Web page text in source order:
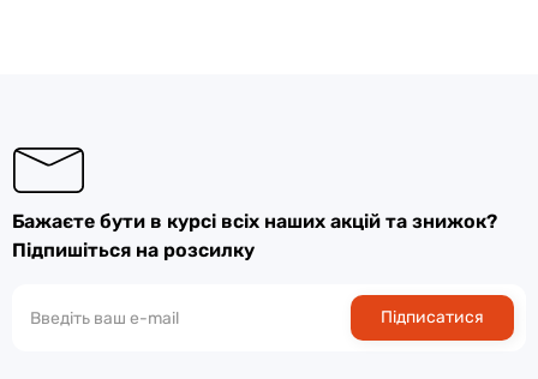
Бажаєте бути в курсі всіх наших акцій та знижок?
Підпишіться на розсилку
Підписатися